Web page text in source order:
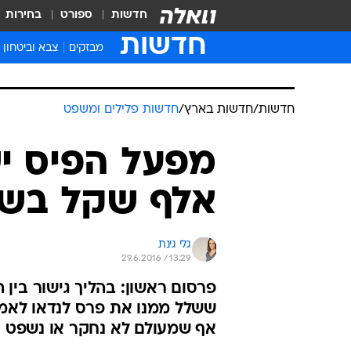
חדשות ספורט בחירות
חדשות מבזקים צבא וביטחון
חדשות/חדשות בארץ/חדשות פלילים ומשפט
אלף שקל
גלי גינת
29.6.2016 / 13:29
פרסום ראשון: בהליך גישור
אף שמעולם לא נחקר או נשפט